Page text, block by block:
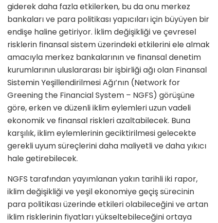
giderek daha fazla etkilerken, bu da onu merkez
bankaları ve para politikası yapıcıları için büyüyen bir
endişe haline getiriyor. İklim değişikliği ve çevresel
risklerin finansal sistem üzerindeki etkilerini ele almak
amacıyla merkez bankalarının ve finansal denetim
kurumlarının uluslararası bir işbirliği ağı olan Finansal
Sistemin Yeşillendirilmesi Ağı’nın (Network for
Greening the Financial System – NGFS) görüşüne
göre, erken ve düzenli iklim eylemleri uzun vadeli
ekonomik ve finansal riskleri azaltabilecek. Buna
karşılık, iklim eylemlerinin geciktirilmesi gelecekte
gerekli uyum süreçlerini daha maliyetli ve daha yıkıcı
hale getirebilecek.
NGFS tarafından yayımlanan yakın tarihli iki rapor,
iklim değişikliği ve yeşil ekonomiye geçiş sürecinin
para politikası üzerinde etkileri olabileceğini ve artan
iklim risklerinin fiyatları yükseltebileceğini ortaya